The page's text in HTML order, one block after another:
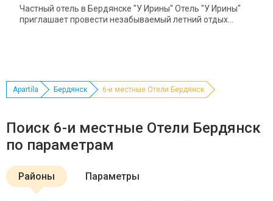
Частный отель в Бердянске "У Ирины" Отель "У Ирины"
приглашает провести незабываемый летний отдых...
Apartila Бердянск 6-и местные Отели Бердянск
Поиск 6-и местные Отели Бердянск
по параметрам
Районы Параметры